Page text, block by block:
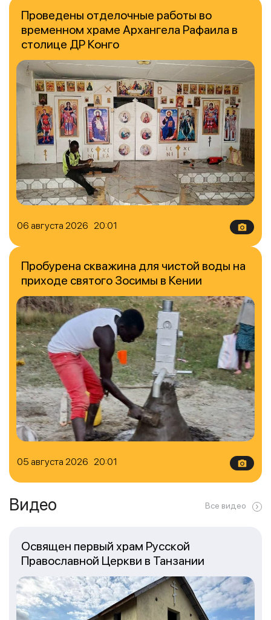
06 августа 2026 20:01
Проведены отделочные работы во
временном храме Архангела Рафаила в
столице ДР Конго
05 августа 2026 20:01
Пробурена скважина для чистой воды на
приходе святого Зосимы в Кении
Видео Все видео
Освящен первый храм Русской
Православной Церкви в Танзании